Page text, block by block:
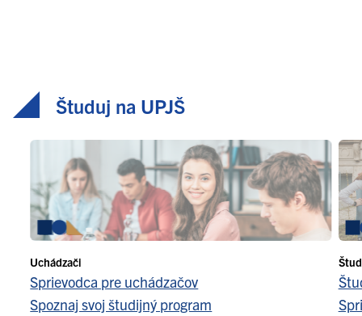
Študuj na UPJŠ
Uchádzači
Sprievodca pre uchádzačov
Spoznaj svoj študijný program